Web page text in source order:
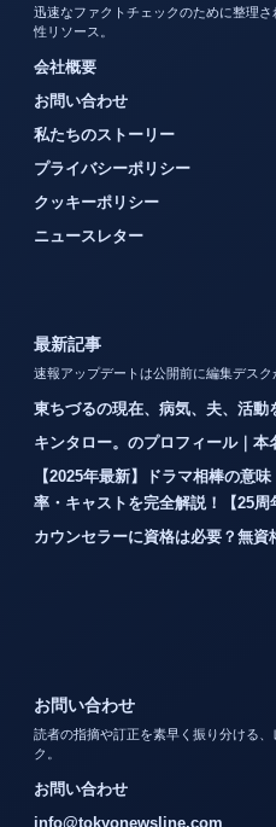
迅速なファクトチェックのために整理
性リソース。
会社概要
お問い合わせ
私たちのストーリー
プライバシーポリシー
クッキーポリシー
ニュースレター
最新記事
速報アップデートは公開前に編集デスク
東ちづるの現在、病気、夫、活動
キンタロー。のプロフィール｜本
【2025年最新】ドラマ相棒の意
率・キャストを完全解説！【25周
カウンセラーに資格は必要？無資
お問い合わせ
読者の指摘や訂正を素早く振り分ける
ク。
お問い合わせ
info@tokyonewsline.com